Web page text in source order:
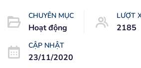
CHUYÊN MỤC
Hoạt động
LƯỢT
2185
CẬP NHẬT
23/11/2020